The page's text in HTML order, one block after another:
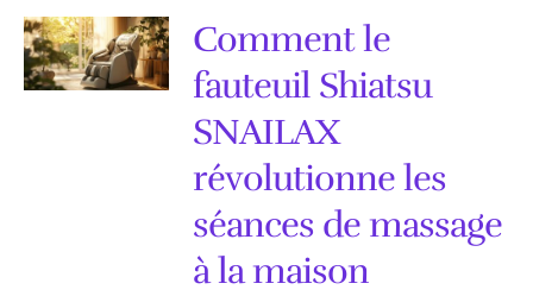
Comment le
fauteuil Shiatsu
SNAILAX
révolutionne les
séances de massage
à la maison